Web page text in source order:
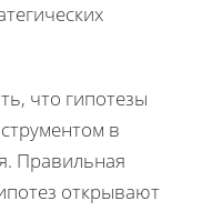
что гипотезы
в
Правильная
открывают